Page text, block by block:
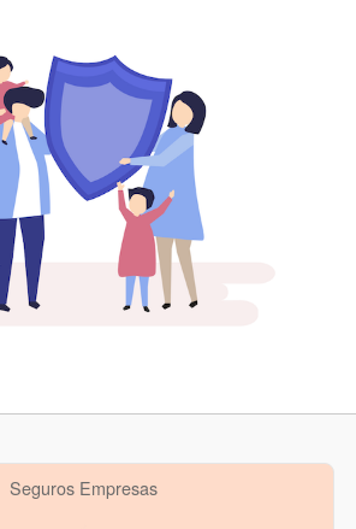
Seguros Empresas